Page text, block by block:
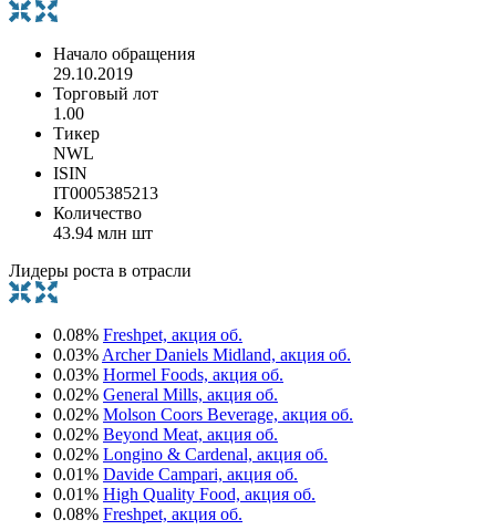
Начало обращения
29.10.2019
Торговый лот
1.00
Тикер
NWL
ISIN
IT0005385213
Количество
43.94 млн шт
Лидеры роста в отрасли
0.08% Freshpet, акция об.
0.03% Archer Daniels Midland, акция об.
0.03% Hormel Foods, акция об.
0.02% General Mills, акция об.
0.02% Molson Coors Beverage, акция об.
0.02% Beyond Meat, акция об.
0.02% Longino & Cardenal, акция об.
0.01% Davide Campari, акция об.
0.01% High Quality Food, акция об.
0.08% Freshpet, акция об.